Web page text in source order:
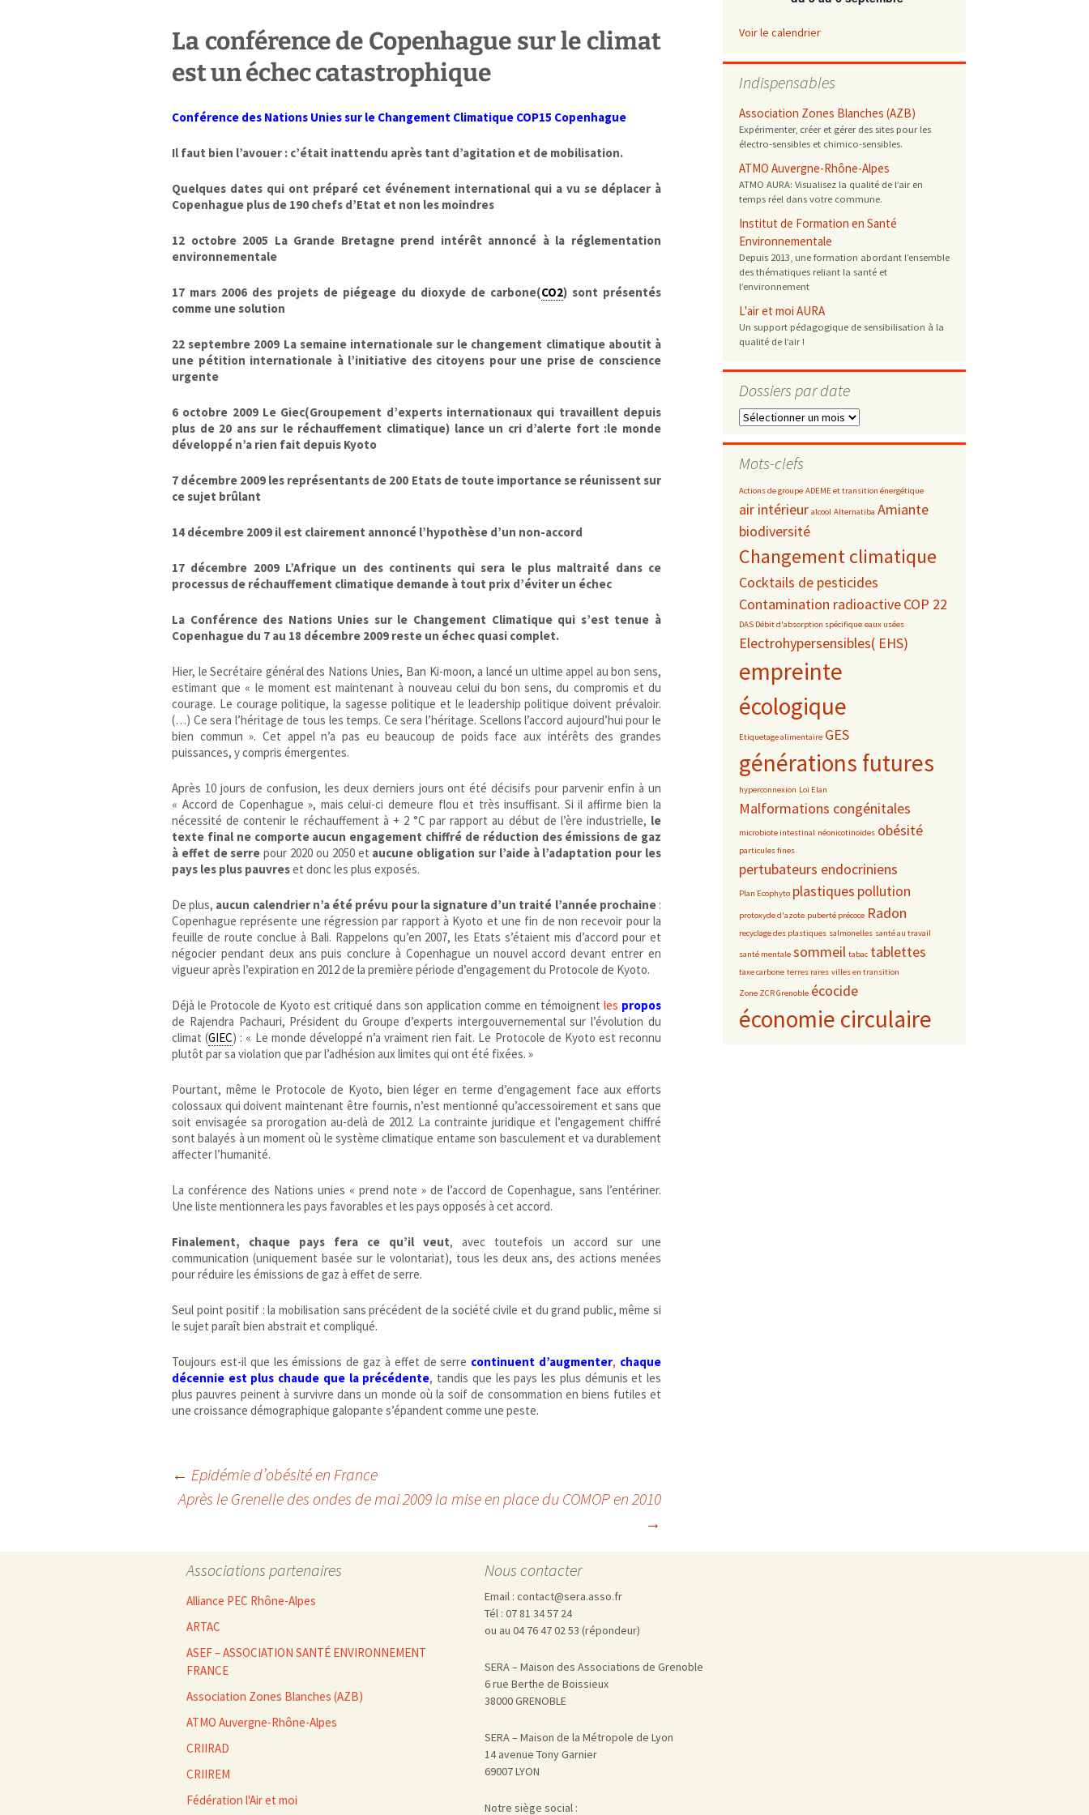
gaspillage alimentaire
modes de conservation et de cuisson
Risques majeurs
Bruit
Changements climatiques
Contamination infectieuse
cancérigène / mutagène / reprotoxique
perturbateurs endocriniens
Déchets
recyclage
Décisions politiques et juridiques
européenne
nationale
superficielles et souterraines
Énergies
fossiles
renouvelables / transition énergétique
Études scientifiques
épidémiologique
Modes de comportement
Petite enfance
Pharmacovigilance, produits et
exposition professionnelle
femmes enceintes / enfants
Publications recommandées
électromagnétiques (THT, téléphonie
mobile, WIFI, Linky, …)
Santé publique
Sommeil
environnement industriel
Tourisme
Vie sociale
La conférence de Copenhague sur le climat
est un échec catastrophique
Conférence des Nations Unies sur le Changement Climatique COP15 Copenhague
Il faut bien l’avouer : c’était inattendu après tant d’agitation et de mobilisation.
Quelques dates qui ont préparé cet événement international qui a vu se déplacer à
Copenhague plus de 190 chefs d’Etat et non les moindres
12 octobre 2005 La Grande Bretagne prend intérêt annoncé à la réglementation
environnementale
17 mars 2006 des projets de piégeage du dioxyde de carbone(CO2) sont présentés
comme une solution
22 septembre 2009 La semaine internationale sur le changement climatique aboutit à
une pétition internationale à l’initiative des citoyens pour une prise de conscience
urgente
6 octobre 2009 Le Giec(Groupement d’experts internationaux qui travaillent depuis
plus de 20 ans sur le réchauffement climatique) lance un cri d’alerte fort :le monde
développé n’a rien fait depuis Kyoto
7 décembre 2009 les représentants de 200 Etats de toute importance se réunissent sur
ce sujet brûlant
14 décembre 2009 il est clairement annoncé l’hypothèse d’un non-accord
17 décembre 2009 L’Afrique un des continents qui sera le plus maltraité dans ce
processus de réchauffement climatique demande à tout prix d’éviter un échec
La Conférence des Nations Unies sur le Changement Climatique qui s’est tenue à
Copenhague du 7 au 18 décembre 2009 reste un échec quasi complet.
Hier, le Secrétaire général des Nations Unies, Ban Ki-moon, a lancé un ultime appel au bon sens,
estimant que « le moment est maintenant à nouveau celui du bon sens, du compromis et du
courage. Le courage politique, la sagesse politique et le leadership politique doivent prévaloir.
(…) Ce sera l’héritage de tous les temps. Ce sera l’héritage. Scellons l’accord aujourd’hui pour le
bien commun ». Cet appel n’a pas eu beaucoup de poids face aux intérêts des grandes
puissances, y compris émergentes.
Après 10 jours de confusion, les deux derniers jours ont été décisifs pour parvenir enfin à un
« Accord de Copenhague », mais celui-ci demeure flou et très insuffisant. Si il affirme bien la
nécessité de contenir le réchauffement à + 2 °C par rapport au début de l’ère industrielle, le
texte final ne comporte aucun engagement chiffré de réduction des émissions de gaz
à effet de serre pour 2020 ou 2050 et aucune obligation sur l’aide à l’adaptation pour les
pays les plus pauvreset donc les plus exposés.
De plus, aucun calendrier n’a été prévu pour la signature d’un traité l’année prochaine:
Copenhague représente une régression par rapport à Kyoto et une fin de non recevoir pour la
feuille de route conclue à Bali. Rappelons qu’en 2007, les Etats s’étaient mis d’accord pour et
négocier pendant deux ans puis conclure à Copenhague un nouvel accord devant entrer en
vigueur après l’expiration en 2012 de la première période d’engagement du Protocole de Kyoto.
Déjà le Protocole de Kyoto est critiqué dans son application comme en témoignent les propos
de Rajendra Pachauri, Président du Groupe d’experts intergouvernemental sur l’évolution du
climat (GIEC) : « Le monde développé n’a vraiment rien fait. Le Protocole de Kyoto est reconnu
plutôt par sa violation que par l’adhésion aux limites qui ont été fixées. »
Pourtant, même le Protocole de Kyoto, bien léger en terme d’engagement face aux efforts
colossaux qui doivent maintenant être fournis, n’est mentionné qu’accessoirement et sans que
soit envisagée sa prorogation au-delà de 2012. La contrainte juridique et l’engagement chiffré
sont balayés à un moment où le système climatique entame son basculement et va durablement
affecter l’humanité.
La conférence des Nations unies « prend note » de l’accord de Copenhague, sans l’entériner.
Une liste mentionnera les pays favorables et les pays opposés à cet accord.
Finalement, chaque pays fera ce qu’il veut, avec toutefois un accord sur une
communication (uniquement basée sur le volontariat), tous les deux ans, des actions menées
pour réduire les émissions de gaz à effet de serre.
Seul point positif : la mobilisation sans précédent de la société civile et du grand public, même si
le sujet paraît bien abstrait et compliqué.
Toujours est-il que les émissions de gaz à effet de serre continuent d’augmenter, chaque
décennie est plus chaude que la précédente, tandis que les pays les plus démunis et les
plus pauvres peinent à survivre dans un monde où la soif de consommation en biens futiles et
une croissance démographique galopante s’épandent comme une peste.
Navigation
← Epidémie d’obésité en France
Après le Grenelle des ondes de mai 2009 la mise en place du COMOP en 2010
→
Voir le calendrier
Indispensables
Association Zones Blanches (AZB)
Expérimenter, créer et gérer des sites pour les
électro-sensibles et chimico-sensibles.
ATMO Auvergne-Rhône-Alpes
ATMO AURA: Visualisez la qualité de l’air en
temps réel dans votre commune.
Institut de Formation en Santé
Environnementale
Depuis 2013, une formation abordant l’ensemble
des thématiques reliant la santé et
l’environnement
L'air et moi AURA
Un support pédagogique de sensibilisation à la
qualité de l’air !
Dossiers par date
Dossiers
date
Mots-clefs
Actions de groupe ADEME et transition énergétique
air intérieur alcool Alternatiba Amiante
biodiversité
Changement climatique
Cocktails de pesticides
Contamination radioactiveCOP 22
DAS Débit d'absorption spécifique eaux usées
Electrohypersensibles( EHS)
empreinte
écologique
Etiquetage alimentaire GES
générations futures
hyperconnexion Loi Elan
Malformations congénitales
microbiote intestinal néonicotinoïdes obésité
particules fines
pertubateurs endocriniens
Plan Ecophyto plastiques pollution
protoxyde d'azote puberté précoce Radon
recyclage des plastiques salmonelles santé au travail
santé mentale sommeil tabac tablettes
taxe carbone terres rares villes en transition
Zone ZCR Grenoble écocide
économie circulaire
Associations partenaires
Alliance PEC Rhône-Alpes
ARTAC
ASEF – ASSOCIATION SANTÉ ENVIRONNEMENT
FRANCE
Association Zones Blanches (AZB)
ATMO Auvergne-Rhône-Alpes
CRIIRAD
CRIIREM
Fédération l'Air et moi
Nous contacter
Email : contact@sera.asso.fr
Tél : 07 81 34 57 24
ou au 04 76 47 02 53 (répondeur)
SERA – Maison des Associations de Grenoble
6 rue Berthe de Boissieux
38000 GRENOBLE
SERA – Maison de la Métropole de Lyon
14 avenue Tony Garnier
69007 LYON
Notre siège social :